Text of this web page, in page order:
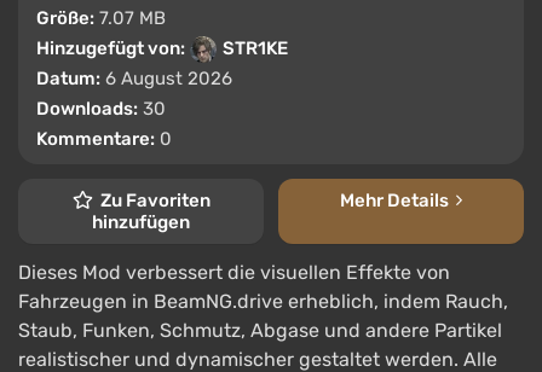
Größe: 7.07 MB
Hinzugefügt von:
STR1KE
Datum: 6 August 2026
Downloads: 30
Kommentare: 0
Zu Favoriten
hinzufügen
Mehr Details
Dieses Mod verbessert die visuellen Effekte von
Fahrzeugen in BeamNG.drive erheblich, indem Rauch,
Staub, Funken, Schmutz, Abgase und andere Partikel
realistischer und dynamischer gestaltet werden. Alle